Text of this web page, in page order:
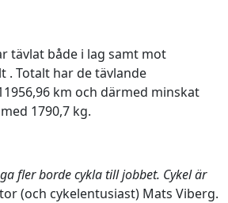
tävlat både i lag samt mot
. Totalt har de tävlande
km och därmed minskat
1790,7 kg.
fler borde cykla till jobbet. Cykel är
(och cykelentusiast) Mats Viberg.